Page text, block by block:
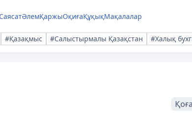
СаясатӘлемҚаржыОқиғаҚұқықМақалалар
#Қазақмыс #Салыстырмалы Қазақстан #Халық